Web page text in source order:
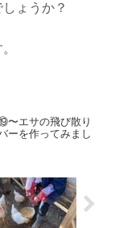
ょうか？
〜エサの飛び散り
ーを作ってみまし